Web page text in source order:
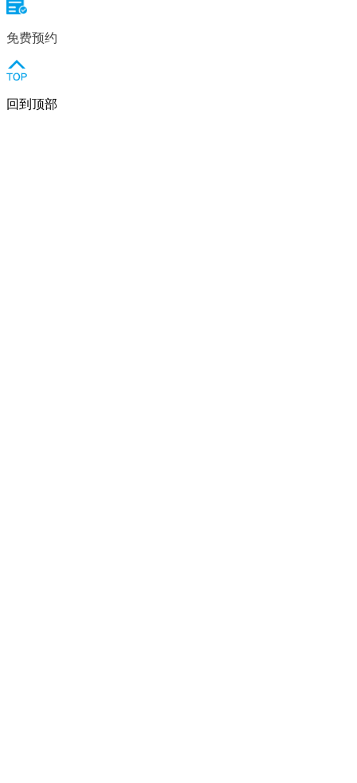
免费预约
回到顶部